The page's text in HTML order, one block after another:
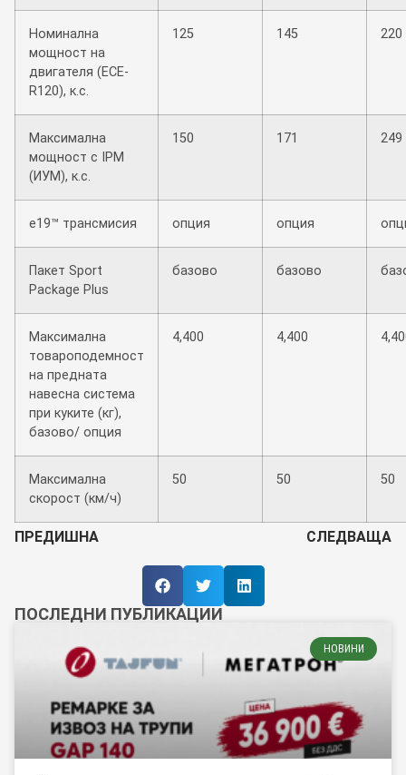
Номинална
мощност на
двигателя (ECE-
R120), к.с.
125 145 220
Максимална
мощност с IPM
(ИУМ), к.с.
150 171 249
e19™ трансмисия опция опция
Пакет Sport
Package Plus
базово базово
Максимална
товароподемност
на предната
навесна система
при куките (кг),
базово/ опция
4,400 4,400
Максимална
скорост (км/ч)
50 50 50
ПРЕДИШНА СЛЕДВАЩА
ПОСЛЕДНИ ПУБЛИКАЦИИ
НОВИНИ